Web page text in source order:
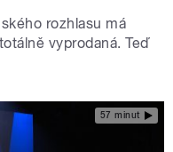
rozhlasu má
vyprodaná. Teď
57 minut